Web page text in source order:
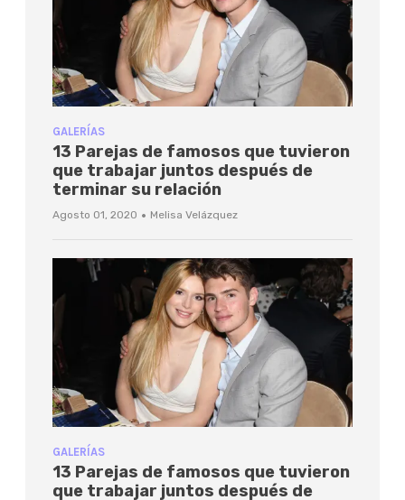
GALERÍAS
13 Parejas de famosos que tuvieron
que trabajar juntos después de
terminar su relación
Agosto 01, 2020 · Melisa Velázquez
GALERÍAS
13 Parejas de famosos que tuvieron
que trabajar juntos después de